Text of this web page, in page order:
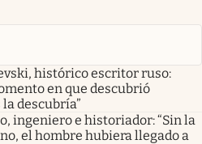
histórico escritor ruso:
en que descubrió
descubría”
ingeniero e historiador: “Sin la
el hombre hubiera llegado a